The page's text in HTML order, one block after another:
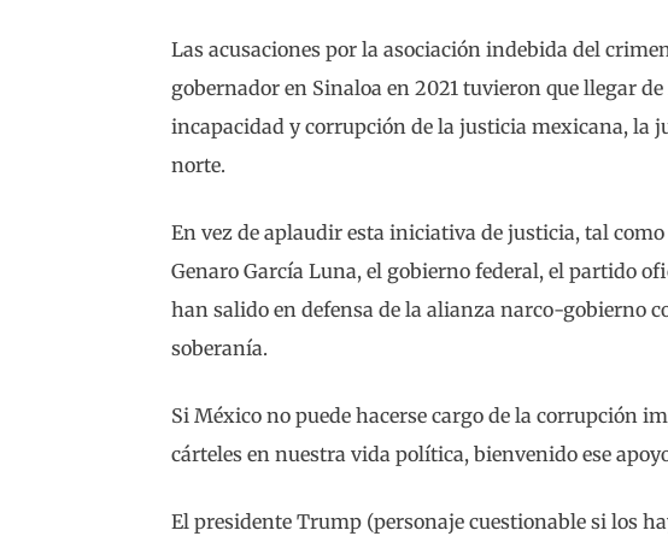
Las acusaciones por la asociación indebida del
gobernador en Sinaloa en 2021 tuvieron que llegar
incapacidad y corrupción de la justicia mexicana, la
norte.
En vez de aplaudir esta iniciativa de justicia, tal
Genaro García Luna, el gobierno federal, el partido
han salido en defensa de la alianza narco-gobierno
soberanía.
Si México no puede hacerse cargo de la corrupción
cárteles en nuestra vida política, bienvenido ese
El presidente Trump (personaje cuestionable si los